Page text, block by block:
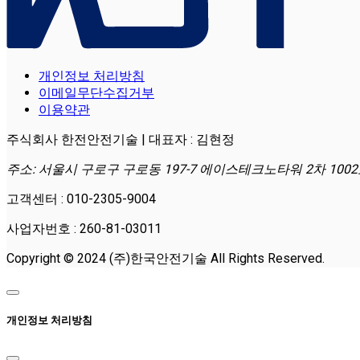
개인정보 처리방침
이메일무단수집거부
이용약관
주식회사 한전안전기술 | 대표자 : 김현정
주소: 서울시 구로구 구로동 197-7 에이스테크노타워 2차
고객센터 : 010-2305-9004
사업자번호 : 260-81-03011
Copyright © 2024 (주)한국안전기술 All Rights Reserved.
개인정보 처리방침